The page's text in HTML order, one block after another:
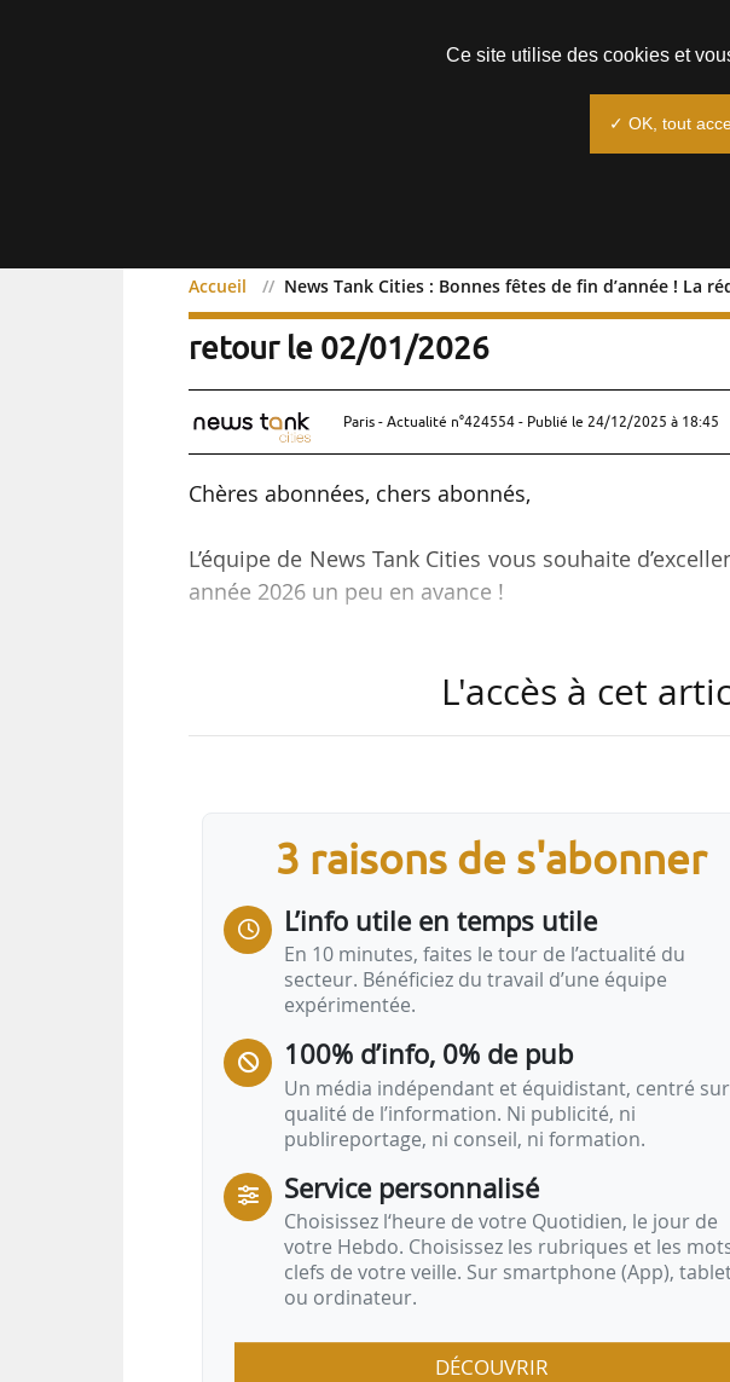
Accueil News Tank Cities : Bonnes fêtes de fin d’année ! La
News Tank Cities : Bonnes fêtes de
retour le 02/01/2026
Paris - Actualité n°424554 - Publié le 24/12/2025 à 18:45
Chères abonnées, chers abonnés,
L’équipe de News Tank Cities vous souhaite
année 2026 un peu en avance !
rédaction sera de retour pour une rentrée qui
la construction 2025. News Tank publiera à cet
• l’examen d’un projet de loi de finances pour
économies pour les collectivités territoriales…
L'accès à cet
3 raisons de s'abonner
L’info utile en temps utile
En 10 minutes, faites le tour de l’actualité du
secteur. Bénéficiez du travail d’une équipe
expérimentée.
100% d’info, 0% de pub
Un média indépendant et équidistant, centré
qualité de l’information. Ni publicité, ni
publireportage, ni conseil, ni formation.
Service personnalisé
Choisissez l‘heure de votre Quotidien, le jour de
votre Hebdo. Choisissez les rubriques et les
clefs de votre veille. Sur smartphone (App),
ou ordinateur.
DÉCOUVRIR
Ce site utilise des cookies et
✓ OK, tout